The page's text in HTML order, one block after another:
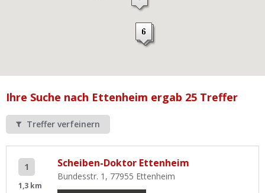
Werkstatt Login
Ihre Suche nach Ettenheim ergab 25 Treffer
Treffer verfeinern
1
1,3 km
Scheiben-Doktor Ettenheim
Bundesstr. 1, 77955 Ettenheim